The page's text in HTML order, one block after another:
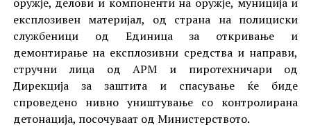
експлозивен материјал, од страна на полициски
службеници од Единица за откривање и
демонтирање на експлозивни средства и направи,
стручни лица од АРМ и пиротехничари од
Дирекција за заштита и спасување ќе биде
спроведено нивно уништување со контролирана
детонација, посочуваат од Министерството.